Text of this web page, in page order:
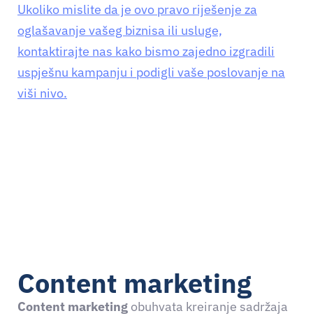
Ukoliko mislite da je ovo pravo riješenje za
oglašavanje vašeg biznisa ili usluge,
kontaktirajte nas kako bismo zajedno izgradili
uspješnu kampanju i podigli vaše poslovanje na
viši nivo.
Content marketing
Content marketing obuhvata kreiranje sadržaja